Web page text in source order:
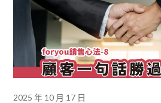
2025 年 10 月 17 日